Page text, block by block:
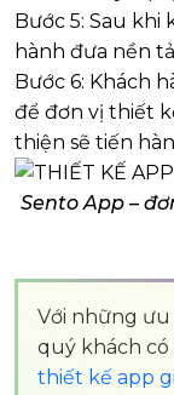
Bước 5: Sau khi
hành đưa nền
Bước 6: Khách
để đơn vị thiết
thiện sẽ tiến
Sento App –
Với những ưu
quý khách
thiết kế app